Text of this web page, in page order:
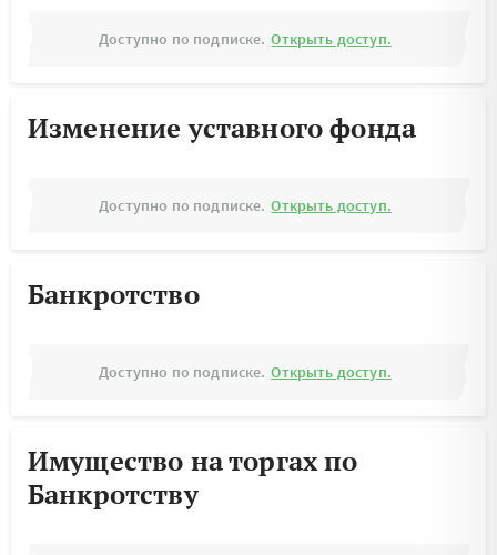
Доступно по подписке. Открыть доступ.
Изменение уставного фонда
Доступно по подписке. Открыть доступ.
Банкротство
Доступно по подписке. Открыть доступ.
Имущество на торгах по
Банкротству